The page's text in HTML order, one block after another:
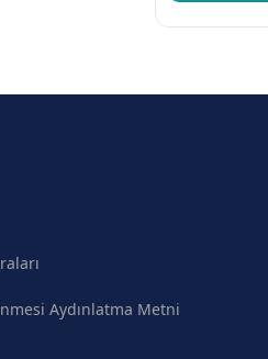
Aydınlatma Metni